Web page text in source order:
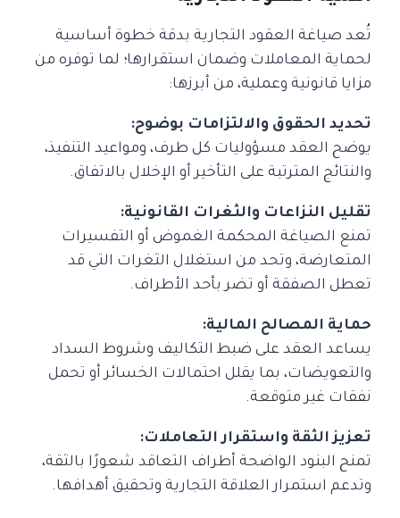
تُعد صياغة العقود التجارية بدقة خطوة أساسية
لحماية المعاملات وضمان استقرارها؛ لما توفره من
مزايا قانونية وعملية، من أبرزها:
تحديد الحقوق والالتزامات بوضوح:
يوضح العقد مسؤوليات كل طرف، ومواعيد التنفيذ،
والنتائج المترتبة على التأخير أو الإخلال بالاتفاق.
تقليل النزاعات والثغرات القانونية:
تمنع الصياغة المحكمة الغموض أو التفسيرات
المتعارضة، وتحد من استغلال الثغرات التي قد
تعطل الصفقة أو تضر بأحد الأطراف.
حماية المصالح المالية:
يساعد العقد على ضبط التكاليف وشروط السداد
والتعويضات، بما يقلل احتمالات الخسائر أو تحمل
نفقات غير متوقعة.
تعزيز الثقة واستقرار التعاملات:
تمنح البنود الواضحة أطراف التعاقد شعورًا بالثقة،
وتدعم استمرار العلاقة التجارية وتحقيق أهدافها.